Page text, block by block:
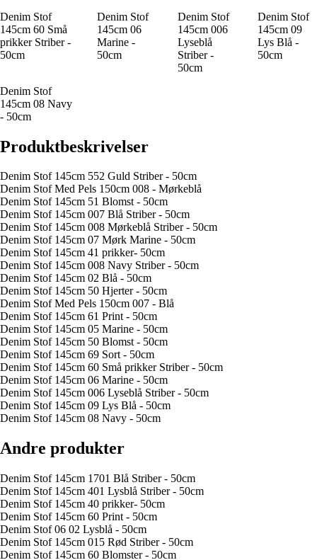
Denim Stof
145cm 60 Små
prikker Striber -
50cm
Denim Stof
145cm 06
Marine -
50cm
Denim Stof
145cm 006
Lyseblå
Striber -
50cm
Denim Stof
145cm 09
Lys Blå -
50cm
Denim Stof
145cm 08 Navy
- 50cm
Produktbeskrivelser
Denim Stof 145cm 552 Guld Striber - 50cm
Denim Stof Med Pels 150cm 008 - Mørkeblå
Denim Stof 145cm 51 Blomst - 50cm
Denim Stof 145cm 007 Blå Striber - 50cm
Denim Stof 145cm 008 Mørkeblå Striber - 50cm
Denim Stof 145cm 07 Mørk Marine - 50cm
Denim Stof 145cm 41 prikker- 50cm
Denim Stof 145cm 008 Navy Striber - 50cm
Denim Stof 145cm 02 Blå - 50cm
Denim Stof 145cm 50 Hjerter - 50cm
Denim Stof Med Pels 150cm 007 - Blå
Denim Stof 145cm 61 Print - 50cm
Denim Stof 145cm 05 Marine - 50cm
Denim Stof 145cm 50 Blomst - 50cm
Denim Stof 145cm 69 Sort - 50cm
Denim Stof 145cm 60 Små prikker Striber - 50cm
Denim Stof 145cm 06 Marine - 50cm
Denim Stof 145cm 006 Lyseblå Striber - 50cm
Denim Stof 145cm 09 Lys Blå - 50cm
Denim Stof 145cm 08 Navy - 50cm
Andre produkter
Denim Stof 145cm 1701 Blå Striber - 50cm
Denim Stof 145cm 401 Lysblå Striber - 50cm
Denim Stof 145cm 40 prikker- 50cm
Denim Stof 145cm 60 Print - 50cm
Denim Stof 06 02 Lysblå - 50cm
Denim Stof 145cm 015 Rød Striber - 50cm
Denim Stof 145cm 60 Blomster - 50cm